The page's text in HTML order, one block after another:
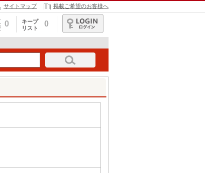
サイトマップ 掲載ご希望のお客様へ
0
キープ
リスト
0
ログイン